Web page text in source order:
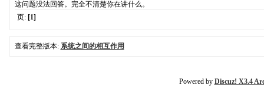
这问题没法回答。完全不清楚你在讲什么。
页: [1]
查看完整版本: 系统之间的相互作用
Powered by Discuz! X3.4